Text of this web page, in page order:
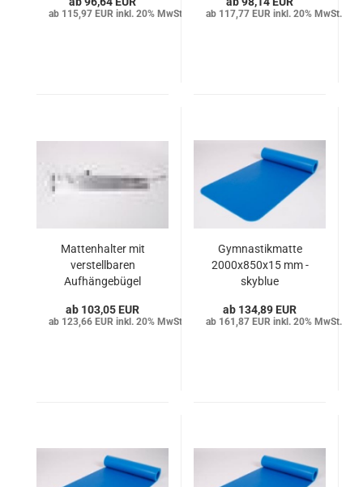
115,97 EUR inkl. 20% MwSt. 117,77 EUR inkl. 20% MwSt.
Mattenhalter mit
verstellbaren
Aufhängebügel
103,05 EUR
123,66 EUR inkl. 20% MwSt.
Gymnastikmatte
2000x850x15 mm -
skyblue
134,89 EUR
161,87 EUR inkl. 20% MwSt.